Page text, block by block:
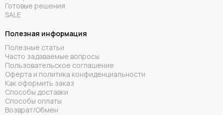
Готовые решения
SALE
Полезная информация
Полезные статьи
Часто задаваемые вопросы
Пользовательское соглашение
Оферта и политика конфиденциальности
Как оформить заказ
Способы доставки
Способы оплаты
Возврат/Обмен